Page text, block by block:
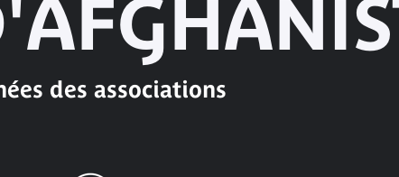
des associations